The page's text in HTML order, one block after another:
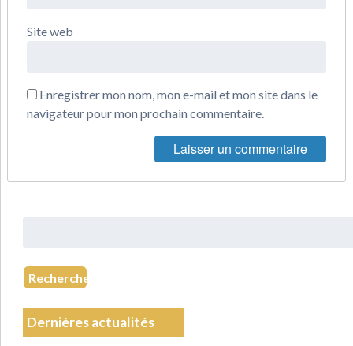
Site web
Enregistrer mon nom, mon e-mail et mon site dans le
navigateur pour mon prochain commentaire.
Recherche
Dernières actualités